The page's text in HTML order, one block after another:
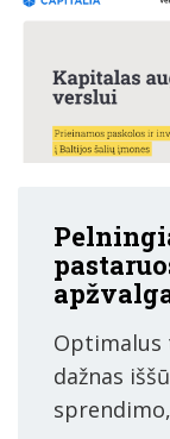
Optimalus
dažnas